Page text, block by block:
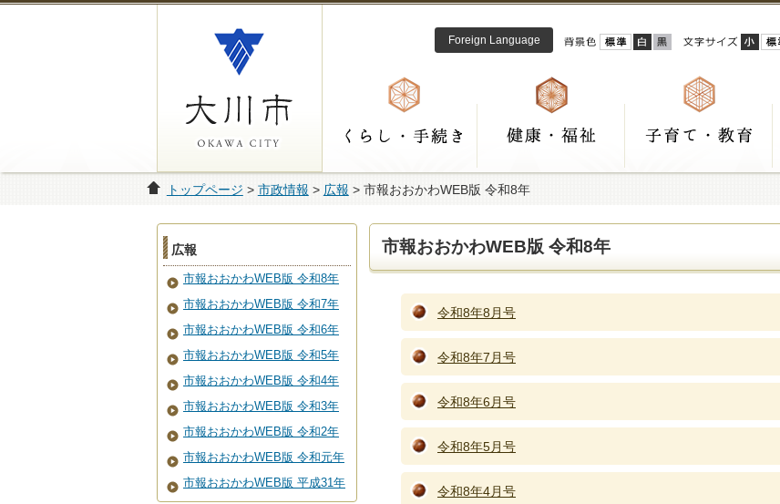
Foreign Language
トップページ > 市政情報 > 広報 > 市報おおかわWEB版 令和8年
市報おおかわWEB版 令和8年
令和8年8月号
令和8年7月号
令和8年6月号
令和8年5月号
令和8年4月号
広報
市報おおかわWEB版 令和8年
市報おおかわWEB版 令和7年
市報おおかわWEB版 令和6年
市報おおかわWEB版 令和5年
市報おおかわWEB版 令和4年
市報おおかわWEB版 令和3年
市報おおかわWEB版 令和2年
市報おおかわWEB版 令和元年
市報おおかわWEB版 平成31年